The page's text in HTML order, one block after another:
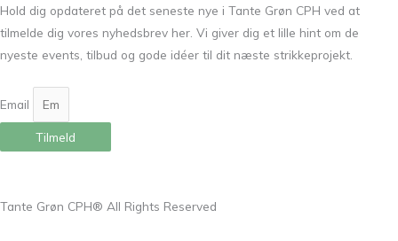
Hold dig opdateret på det seneste nye i Tante Grøn CPH ved at
tilmelde dig vores nyhedsbrev her. Vi giver dig et lille hint om de
nyeste events, tilbud og gode idéer til dit næste strikkeprojekt.
Email
Tilmeld
Tante Grøn CPH® All Rights Reserved